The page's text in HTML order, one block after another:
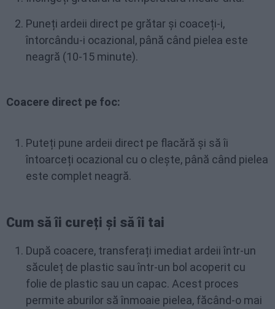
Puneți ardeii direct pe grătar și coaceți-i,
întorcându-i ocazional, până când pielea este
neagră (10-15 minute).
Coacere direct pe foc:
Puteți pune ardeii direct pe flacără și să îi
întoarceți ocazional cu o clește, până când pielea
este complet neagră.
Cum să îi cureți și să îi tai
După coacere, transferați imediat ardeii într-un
săculeț de plastic sau într-un bol acoperit cu
folie de plastic sau un capac. Acest proces
permite aburilor să înmoaie pielea, făcând-o mai